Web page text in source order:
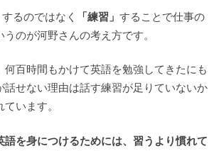
するのではなく 「練習」 することで仕事の
のが河野さんの考え方です。
何百時間もかけて英語を勉強してきたにも
話せない理由は話す練習が足りていないか
います。
語を身につけるためには、習うより慣れて